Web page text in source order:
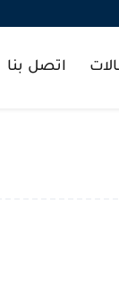
اتصل بنا